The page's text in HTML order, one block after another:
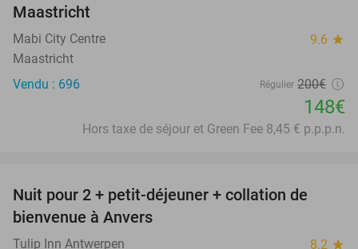
Maastricht
Mabi City Centre 9.6 star
Maastricht
Vendu : 696
Régulier 200€
148€
Hors taxe de séjour et Green Fee 8,45 € p.p.p.n.
Nuit pour 2 + petit-déjeuner + collation de
bienvenue à Anvers
Tulip Inn Antwerpen 8.2 star